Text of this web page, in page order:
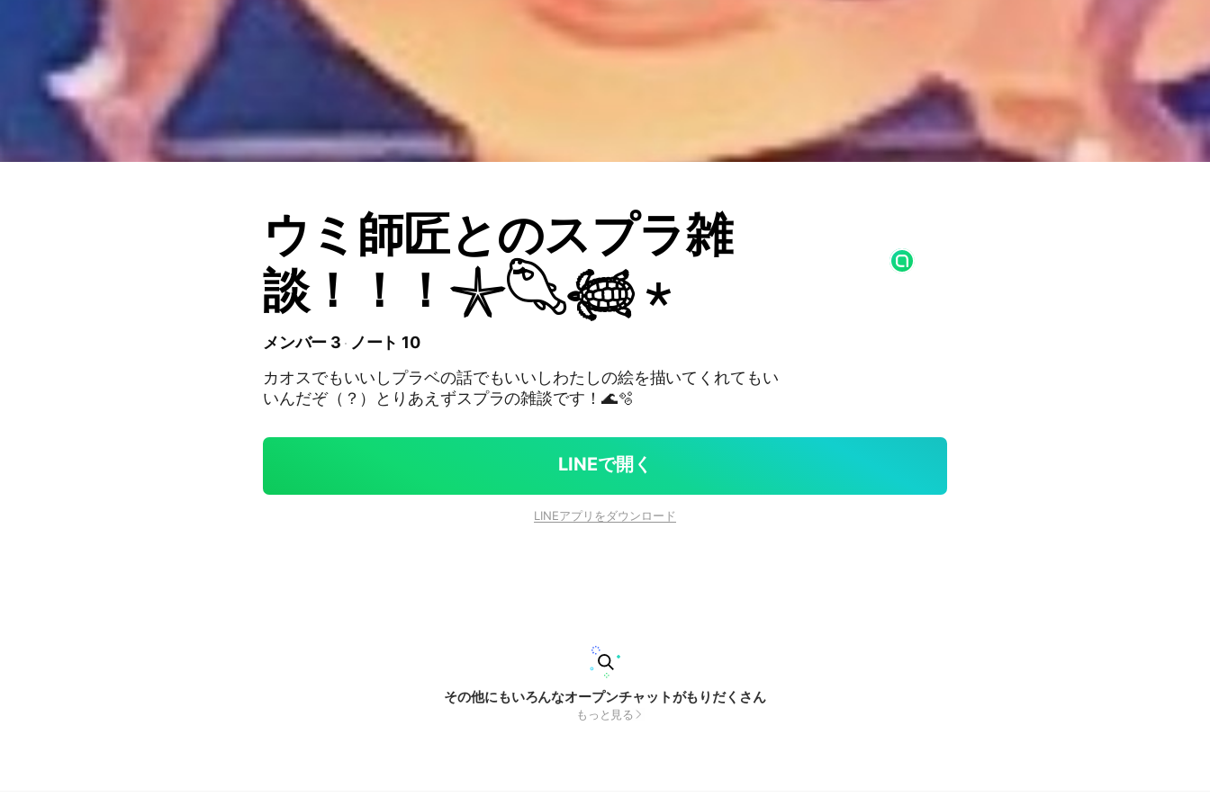
ウミ師匠とのスプラ雑
談！！！𓇼𓆡𓆉 ⋆
メンバー 3
ノート 10
カオスでもいいしプラベの話でもいいしわたしの絵を描いてくれてもい
LINEで開く
LINEアプリをダウンロード
その他にもいろんなオープンチャットがもりだくさん
もっと見る